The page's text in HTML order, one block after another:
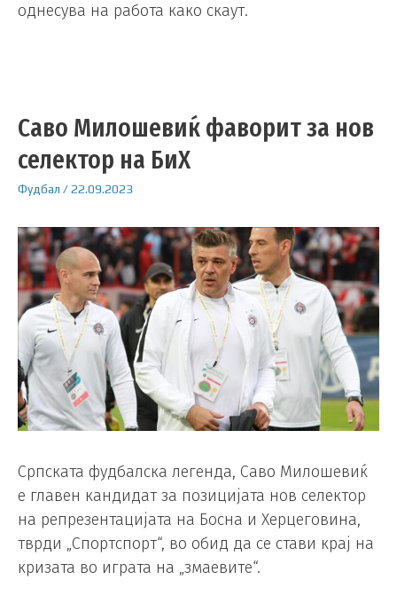
однесува на работа како скаут.
Саво Милошевиќ фаворит за нов
селектор на БиХ
Фудбал /22.09.2023
Српската фудбалска легенда, Саво Милошевиќ
е главен кандидат за позицијата нов селектор
на репрезентацијата на Босна и Херцеговина,
тврди „Спортспорт“, во обид да се стави крај на
кризата во играта на „змаевите“.